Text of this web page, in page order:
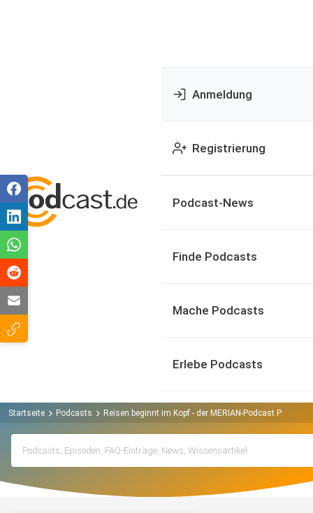
Anmeldung
Registrierung
Podcast-News
Finde Podcasts
Mache Podcasts
Erlebe Podcasts
Startseite Podcasts Reisen beginnt im Kopf - der MERIAN-Podcast Podcast